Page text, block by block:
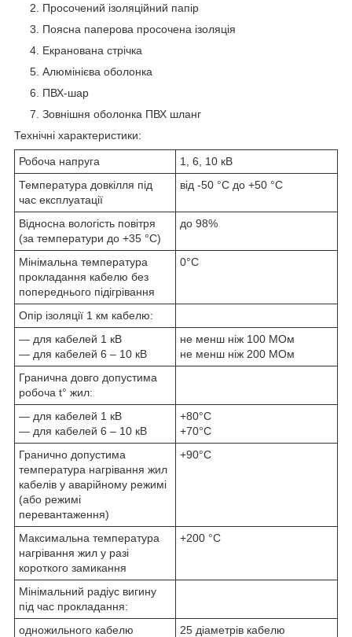
Просочений ізоляційний папір
Поясна паперова просочена ізоляція
Екранована стрічка
Алюмінієва оболонка
ПВХ-шар
Зовнішня оболонка ПВХ шланг
Технічні характеристики:
Робоча напруга
1, 6, 10 кВ
Температура довкілля під
час експлуатації
від -50 °C до +50 °C
Відносна вологість повітря
(за температури до +35 °C)
до 98%
Мінімальна температура
прокладання кабелю без
попереднього підігрівання
0°С
Опір ізоляції 1 км кабелю:
— для кабелей 1 кВ
— для кабелей 6 – 10 кВ
не менш ніж 100 МОм
не менш ніж 200 МОм
Гранична довго допустима
робоча t° жил:
— для кабелей 1 кВ
— для кабелей 6 – 10 кВ
+80°С
+70°С
Гранично допустима
температура нагрівання жил
кабелів у аварійному режимі
(або режимі
перевантаження)
+90°С
Максимальна температура
нагрівання жил у разі
короткого замикання
+200 °C
Мінімальний радіус вигину
під час прокладання:
одножильного кабелю
25 діаметрів кабелю